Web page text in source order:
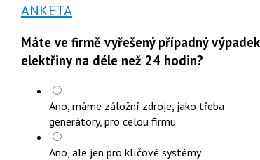
ANKETA
Máte ve firmě vyřešený případný výpadek
elektřiny na déle než 24 hodin?
Ano, máme záložní zdroje, jako třeba
generátory, pro celou firmu
Ano, ale jen pro klíčové systémy